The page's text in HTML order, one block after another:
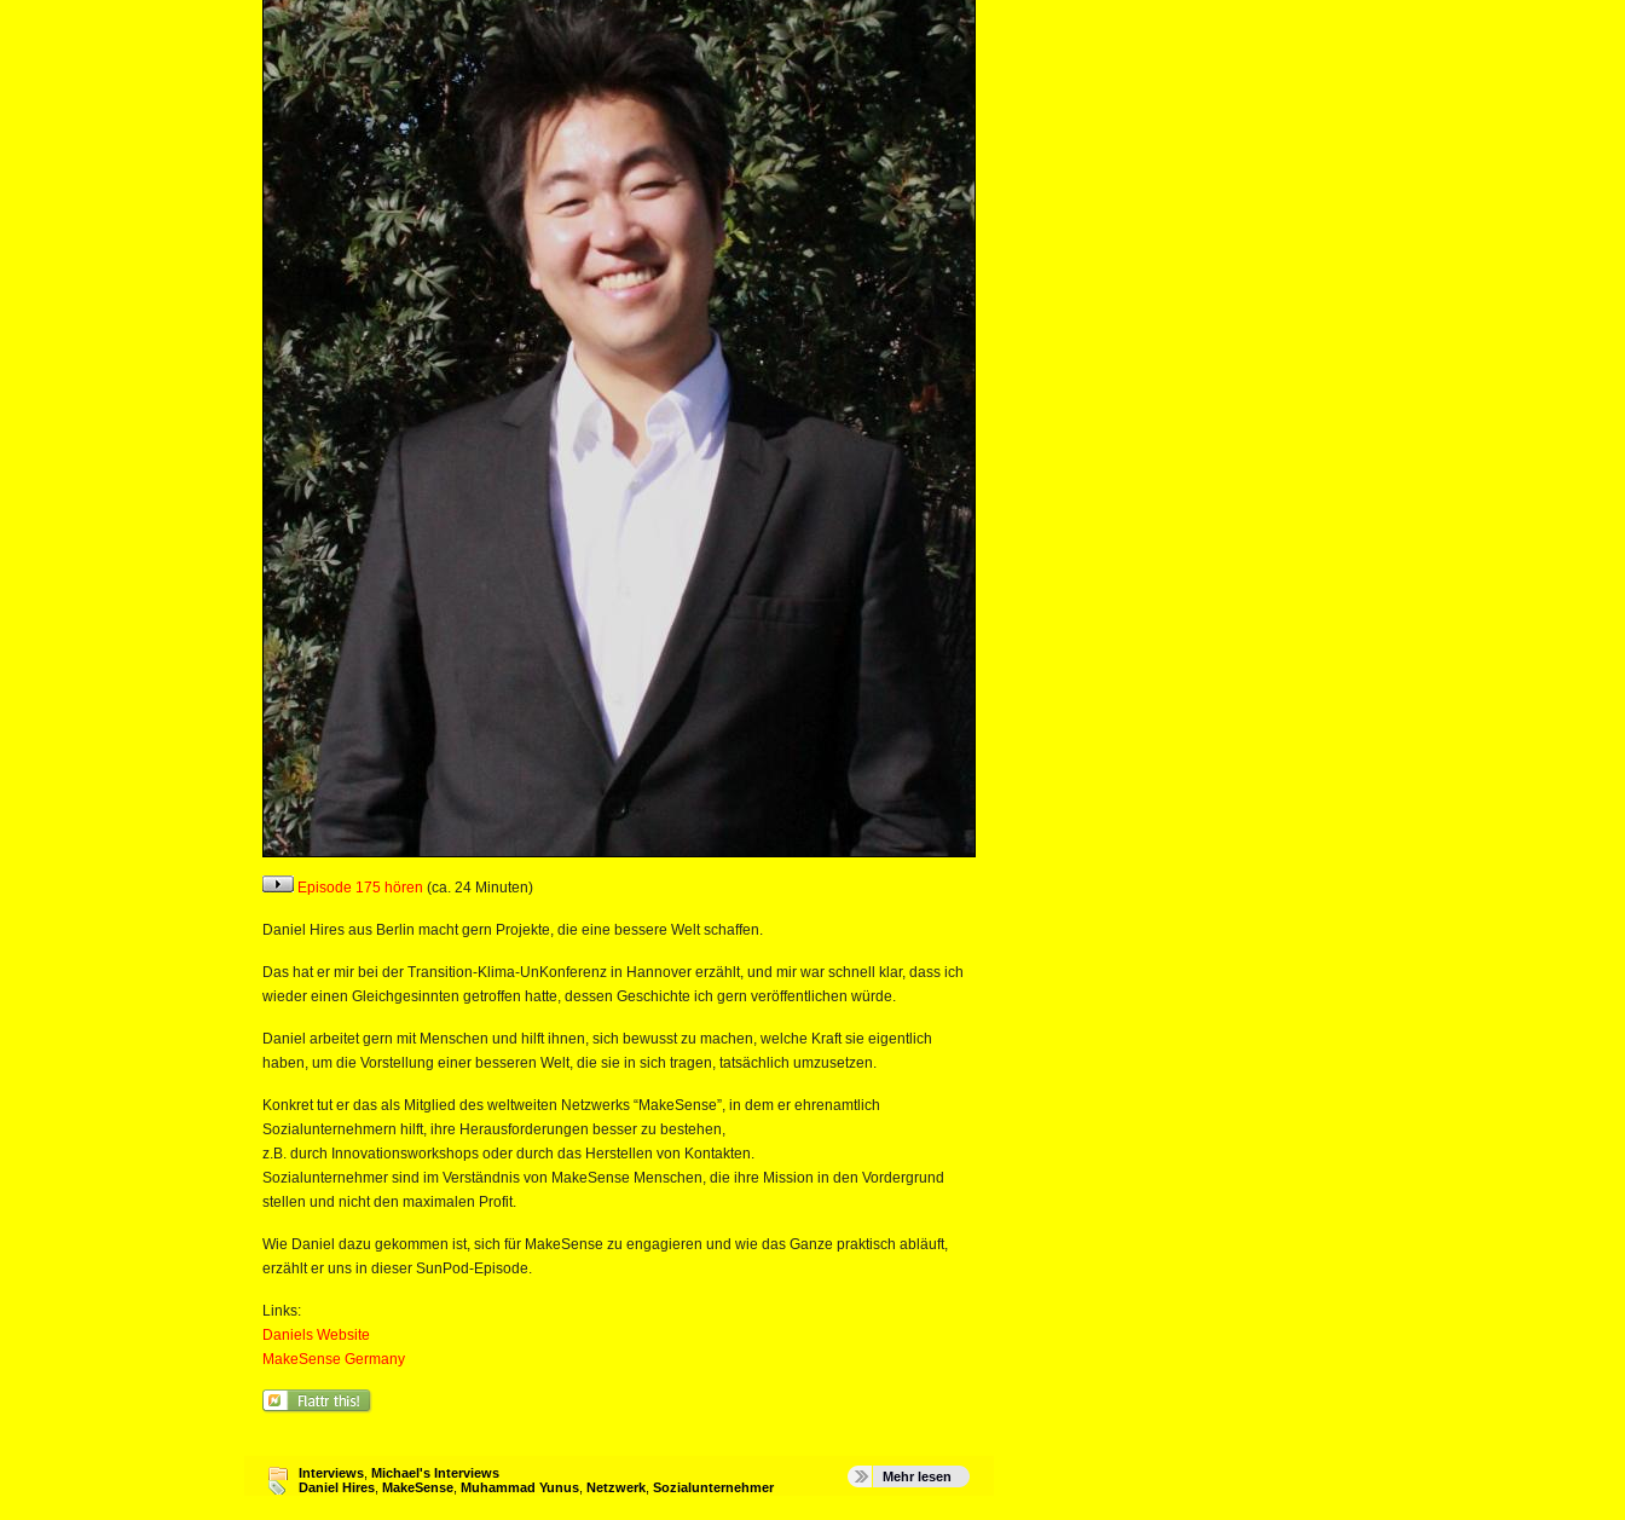
Episode 175 hören (ca. 24 Minuten)
Daniel Hires aus Berlin macht gern Projekte, die eine bessere Welt schaffen.
Das hat er mir bei der Transition-Klima-UnKonferenz in Hannover erzählt, und mir war schnell klar, dass ich
wieder einen Gleichgesinnten getroffen hatte, dessen Geschichte ich gern veröffentlichen würde.
Daniel arbeitet gern mit Menschen und hilft ihnen, sich bewusst zu machen, welche Kraft sie eigentlich
haben, um die Vorstellung einer besseren Welt, die sie in sich tragen, tatsächlich umzusetzen.
Konkret tut er das als Mitglied des weltweiten Netzwerks “MakeSense”, in dem er ehrenamtlich
Sozialunternehmern hilft, ihre Herausforderungen besser zu bestehen,
z.B. durch Innovationsworkshops oder durch das Herstellen von Kontakten.
Sozialunternehmer sind im Verständnis von MakeSense Menschen, die ihre Mission in den Vordergrund
stellen und nicht den maximalen Profit.
Wie Daniel dazu gekommen ist, sich für MakeSense zu engagieren und wie das Ganze praktisch abläuft,
erzählt er uns in dieser SunPod-Episode.
Links:
Daniels Website
MakeSense Germany
Interviews Michael's Interviews
Daniel Hires MakeSense Muhammad Yunus Netzwerk Sozialunternehmer
Mehr lesen